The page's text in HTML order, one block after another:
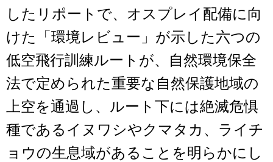
したリポートで、オスプレイ配備に向
けた「環境レビュー」が示した六つの
低空飛行訓練ルートが、自然環境保全
法で定められた重要な自然保護地域の
上空を通過し、ルート下には絶滅危惧
種であるイヌワシやクマタカ、ライチ
ョウの生息域があることを明らかにし